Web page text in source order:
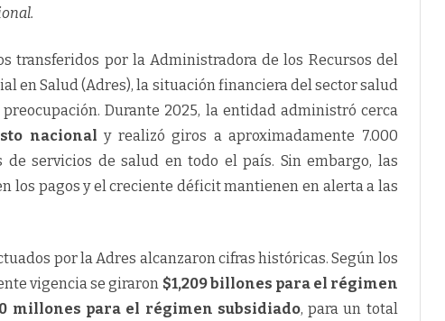
transferidos por la Administradora de los Recursos del
en Salud (Adres), la situación financiera del sector salud
Durante 2025, la entidad administró cerca
nacional y realizó giros a aproximadamente 7.000
de servicios de salud en todo el país. Sin embargo, las
los pagos y el creciente déficit mantienen en alerta a las
por la Adres alcanzaron cifras históricas. Según los
vigencia se giraron $1,209 billones para el régimen
millones para el régimen subsidiado, para un total